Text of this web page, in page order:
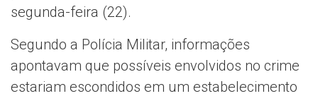
segunda-feira (22).
Segundo a Polícia Militar, informações
apontavam que possíveis envolvidos no crime
estariam escondidos em um estabelecimento